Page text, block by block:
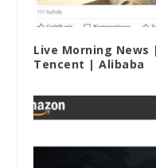
Live Morning News
Tencent | Alibaba